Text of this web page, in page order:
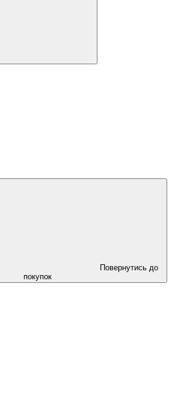
Повернутись до
покупок